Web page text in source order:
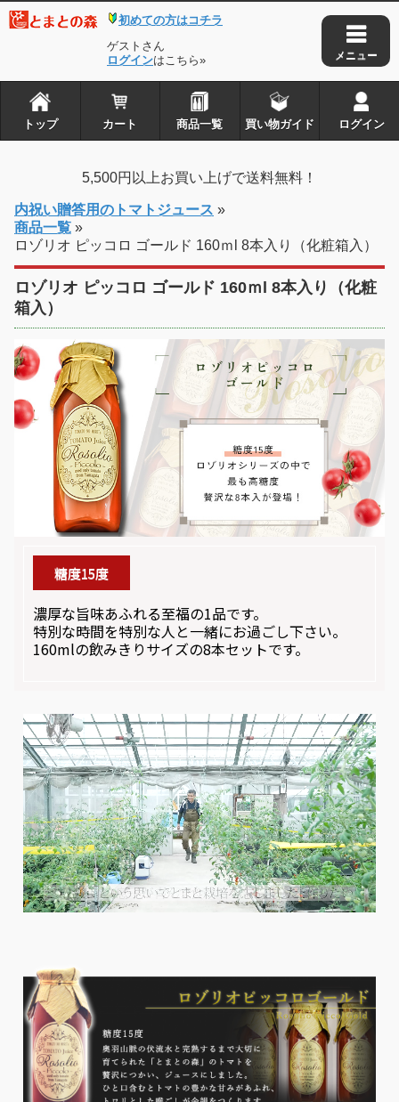
初めての方はコチラ
ゲストさん
ログインはこちら»
トップ カート 商品一覧 買い物ガイド ログイン
5,500円以上お買い上げで送料無料！
内祝い贈答用のトマトジュース »
商品一覧 »
ロゾリオ ピッコロ ゴールド 160ｍl 8本入り（化粧箱入）
ロゾリオ ピッコロ ゴールド 160ｍl 8本入り（化粧
箱入）
糖度15度
濃厚な旨味あふれる至福の1品です。
特別な時間を特別な人と一緒にお過ごし下さい。
160mlの飲みきりサイズの8本セットです。